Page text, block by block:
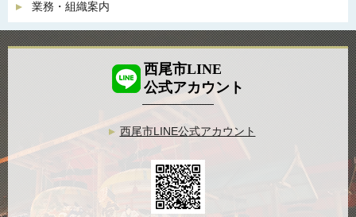
業務・組織案内
西尾市LINE
公式アカウント
西尾市LINE公式アカウント